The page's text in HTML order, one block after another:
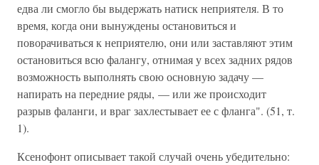
едва ли смогло бы выдержать натиск неприятеля. В то
время, когда они вынуждены остановиться и
поворачиваться к неприятелю, они или заставляют этим
остановиться всю фалангу, отнимая у всех задних рядов
возможность выполнять свою основную задачу —
напирать на передние ряды, — или же происходит
разрыв фаланги, и враг захлестывает ее с фланга". (51, т.
1).
Ксенофонт описывает такой случай очень убедительно: